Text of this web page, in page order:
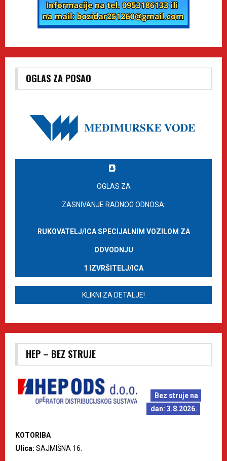
OGLAS ZA POSAO
OGLAS ZA
ZASNIVANJE RADNOG ODNOSA:
RUKOVATELJ/ICA SPECIJALNIM VOZILOM ZA
ODVODNJU
1 IZVRŠITELJ/ICA
KLIKNI ZA DETALJE!
HEP – BEZ STRUJE
Bez struje na
dan: 3.8.2026.
KOTORIBA
Ulica: SAJMIŠNA 16.